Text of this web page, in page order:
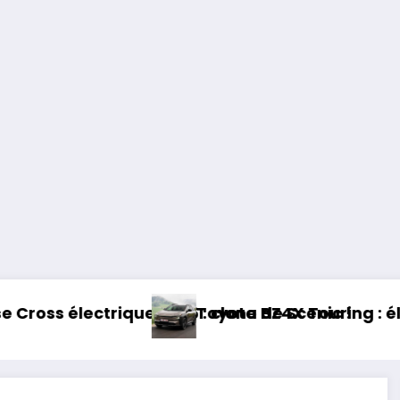
: clone de Scenic !
Toyota BZ4X Touring : électrique et